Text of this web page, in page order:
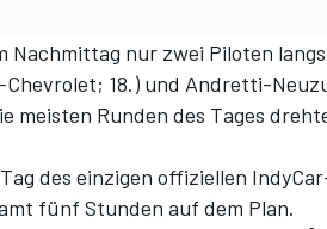
Nachmittag nur zwei Piloten
18.) und Andretti-
meisten Runden des Tages
des einzigen offiziellen
fünf Stunden auf dem Plan.